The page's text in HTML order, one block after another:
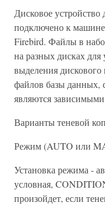
Дисковое
подключено к
Firebird. Файлы в
на разных дисках
выделения
файлов базы данных,
являются
Варианты теневой
Режим (AUTO или
Установка режима -
условная,
произойдет, если